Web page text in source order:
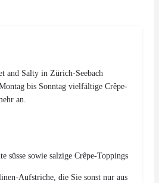
and Salty in Zürich-Seebach
bis Sonntag vielfältige Crêpe-
an.
süsse sowie salzige Crêpe-Toppings
Aufstriche, die Sie sonst nur aus